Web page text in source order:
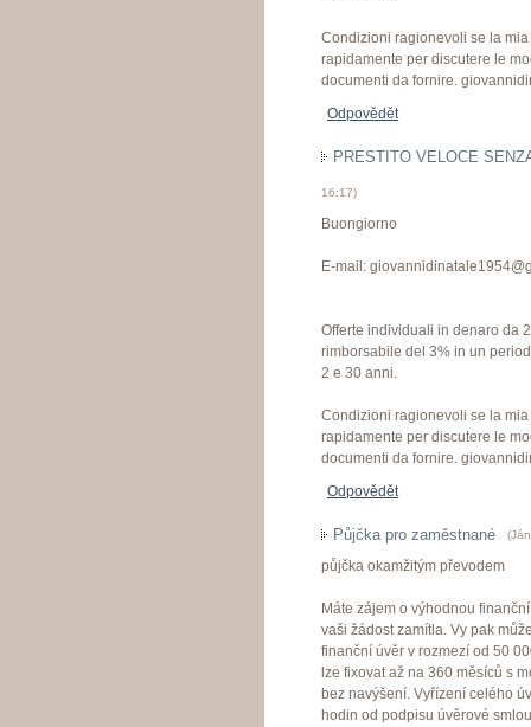
Condizioni ragionevoli se la
rapidamente per discutere le
documenti da fornire.
Odpovědět
PRESTITO VELOCE
16:17)
Buongiorno
E-mail:
Offerte individuali in denaro da
rimborsabile del 3% in un
2 e 30 anni.
Condizioni ragionevoli se la
rapidamente per discutere le
documenti da fornire.
Odpovědět
Půjčka pro zaměstnané (
půjčka okamžitým převodem
Máte zájem o výhodnou
vaši žádost zamítla. Vy pak
finanční úvěr v rozmezí od 50
lze fixovat až na 360 měsíců s
bez navýšení. Vyřízení celého
hodin od podpisu úvěrové